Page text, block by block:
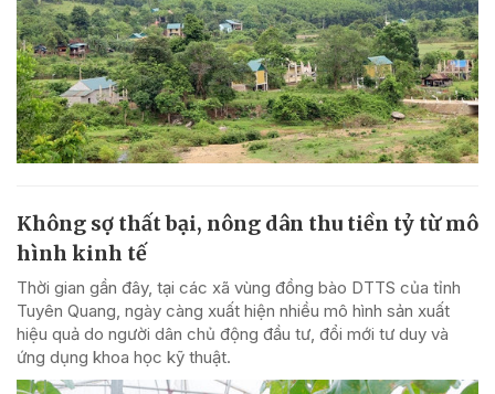
Không sợ thất bại, nông dân thu tiền tỷ từ mô
hình kinh tế
Thời gian gần đây, tại các xã vùng đồng bào DTTS của tỉnh
Tuyên Quang, ngày càng xuất hiện nhiều mô hình sản xuất
hiệu quả do người dân chủ động đầu tư, đổi mới tư duy và
ứng dụng khoa học kỹ thuật.